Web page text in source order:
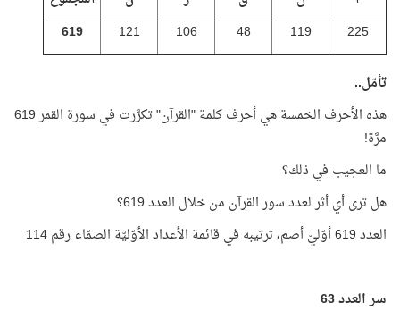
225
119
48
106
121
619
تأمّل..
هذه الأحرف الخمسة هي أحرف كلمة "القرآن" تكرَّرت في سورة القمر 619
مرَّة!
ما العجيب في ذلك؟
هل ترى أي أثر لعدد سور القرآن من خلال العدد 619؟
العدد 619 أوّليّ أصم، ترتيبه في قائمة الأعداد الأوّليّة الصمّاء رقم 114
سر العدد 63